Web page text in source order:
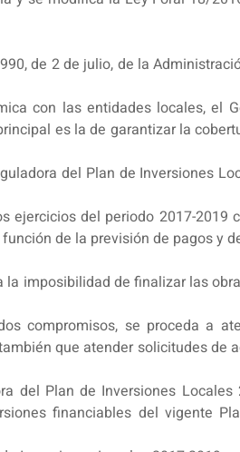
de 2 de julio, de la
con las entidades locales, el
es la de garantizar la
del Plan de Inversiones
ejercicios del periodo 2017-2019
de la previsión de pagos y
imposibilidad de finalizar las
compromisos, se proceda a
que atender solicitudes de
del Plan de Inversiones Locales
financiables del vigente